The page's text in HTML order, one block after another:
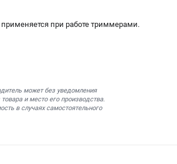
применяется при работе триммерами.
может без уведомления
и место его производства.
в случаях самостоятельного